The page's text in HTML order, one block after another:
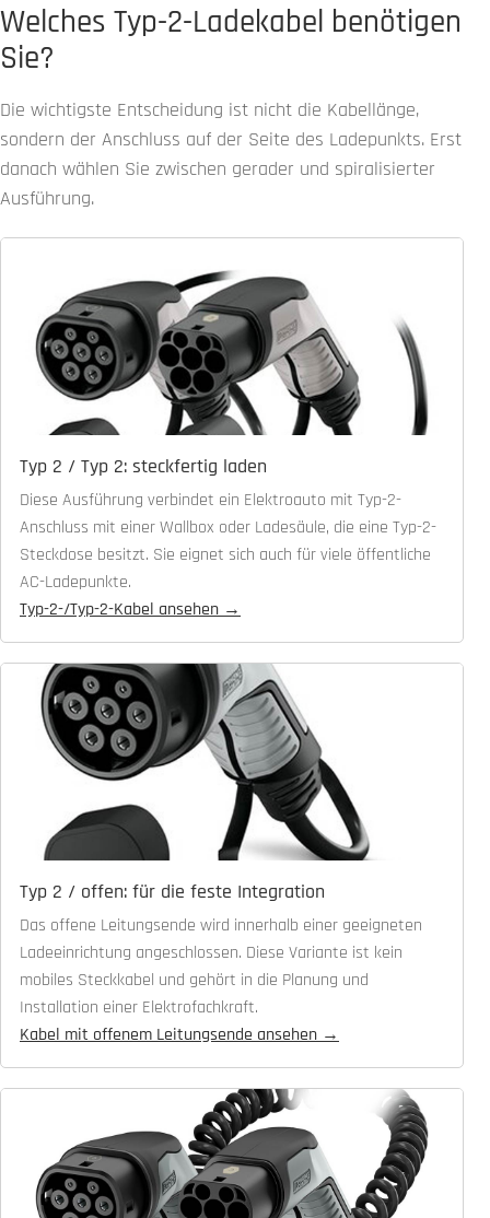
Welches Typ-2-Ladekabel benötigen
Sie?
Die wichtigste Entscheidung ist nicht die Kabellänge,
sondern der Anschluss auf der Seite des Ladepunkts. Erst
danach wählen Sie zwischen gerader und spiralisierter
Ausführung.
Typ 2 / Typ 2: steckfertig laden
Diese Ausführung verbindet ein Elektroauto mit Typ-2-
Anschluss mit einer Wallbox oder Ladesäule, die eine Typ-2-
Steckdose besitzt. Sie eignet sich auch für viele öffentliche
AC-Ladepunkte.
Typ-2-/Typ-2-Kabel ansehen →
Typ 2 / offen: für die feste Integration
Das offene Leitungsende wird innerhalb einer geeigneten
Ladeeinrichtung angeschlossen. Diese Variante ist kein
mobiles Steckkabel und gehört in die Planung und
Installation einer Elektrofachkraft.
Kabel mit offenem Leitungsende ansehen →